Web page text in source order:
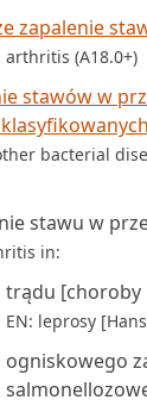
zapalenie
arthritis (A18.0+)
stawów w
bacterial
stawu w
in:
trądu [choroby
EN: leprosy
ogniskowego